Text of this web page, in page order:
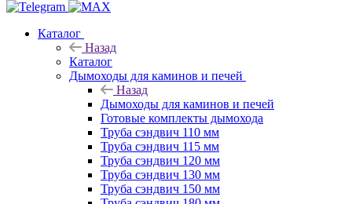
Каталог
Назад
Каталог
Дымоходы для каминов и печей
Назад
Дымоходы для каминов и печей
Готовые комплекты дымохода
Труба сэндвич 110 мм
Труба сэндвич 115 мм
Труба сэндвич 120 мм
Труба сэндвич 130 мм
Труба сэндвич 150 мм